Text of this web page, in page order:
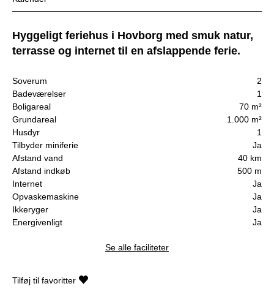
Hyggeligt feriehus i Hovborg med smuk natur,
terrasse og internet til en afslappende ferie.
Soverum
2
Badeværelser
1
Boligareal
70 m²
Grundareal
1.000 m²
Husdyr
1
Tilbyder miniferie
Ja
Afstand vand
40 km
Afstand indkøb
500 m
Internet
Ja
Opvaskemaskine
Ja
Ikkeryger
Ja
Energivenligt
Ja
Se alle faciliteter
Tilføj til favoritter